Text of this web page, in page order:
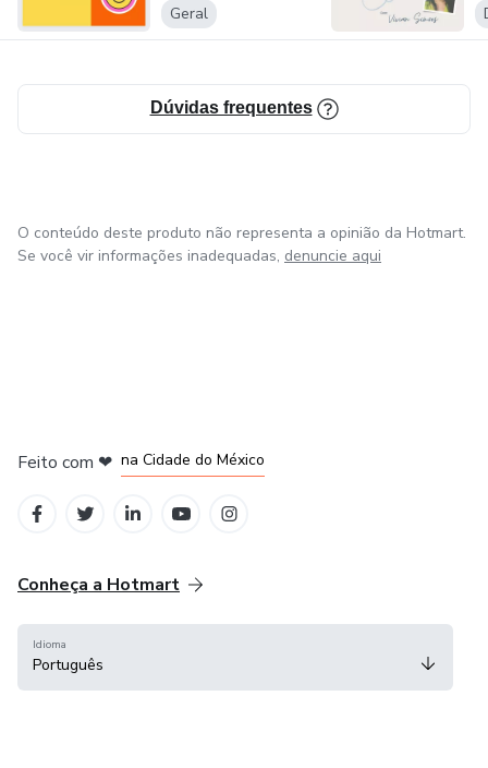
Geral
Dúvidas frequentes
O conteúdo deste produto não representa a opinião da Hotmart.
Se você vir informações inadequadas, denuncie aqui
Feito com ❤ na Cidade do México
Conheça a Hotmart
Idioma
Português